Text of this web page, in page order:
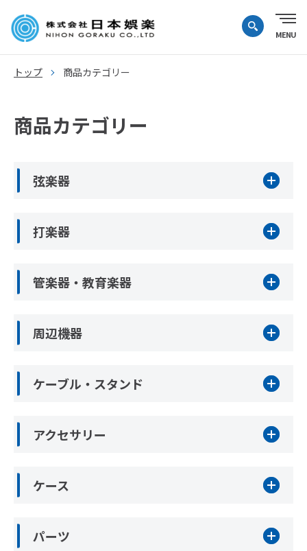
トップ 商品カテゴリー
商品カテゴリー
弦楽器
打楽器
管楽器・教育楽器
周辺機器
ケーブル・スタンド
アクセサリー
ケース
パーツ